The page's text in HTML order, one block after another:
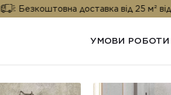
Безкоштовна доставка від 25 м² від
УМОВИ РОБОТИ